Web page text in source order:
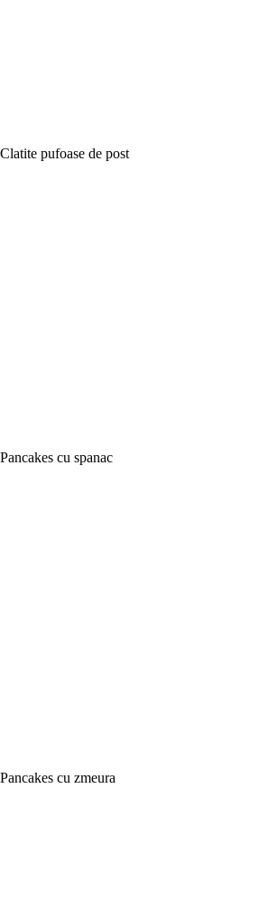
Clatite pufoase de post
Pancakes cu spanac
Pancakes cu zmeura